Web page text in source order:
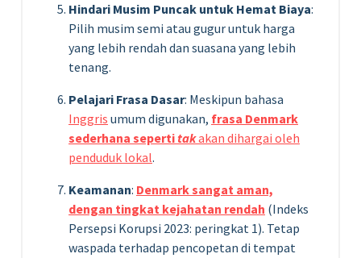
Hindari Musim Puncak untuk Hemat Biaya:
Pilih musim semi atau gugur untuk harga
yang lebih rendah dan suasana yang lebih
tenang.
Pelajari Frasa Dasar: Meskipun bahasa
Inggris umum digunakan, frasa Denmark
sederhana sepertitakakan dihargai oleh
penduduk lokal.
Keamanan: Denmark sangat aman,
dengan tingkat kejahatan rendah (Indeks
Persepsi Korupsi 2023: peringkat 1). Tetap
waspada terhadap pencopetan di tempat